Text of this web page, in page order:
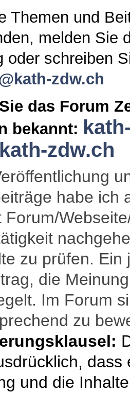
Themen und
melden Sie
oder schreiben
zdw.ch
das Forum
bekannt:
zdw.ch
habe ich
Forum/
zu prüfen.
die
Im Forum
zu
und die